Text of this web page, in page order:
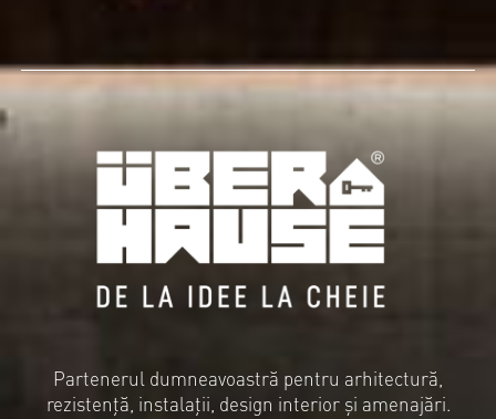
Partenerul dumneavoastră pentru arhitectură,
rezistență, instalații, design interior și amenajări.